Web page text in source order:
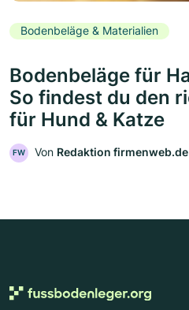
Bodenbeläge & Materialien
Bodenbeläge für
So findest du den
für Hund & Katze
FW Von Redaktion firmenweb.de